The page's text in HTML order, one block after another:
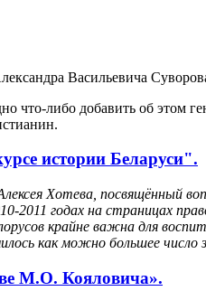
Васильевича
что-либо добавить об этом
истории Беларуси".
Хотева, посвящённый
годах на страницах
крайне важна для
как можно большее число
М.О. Кояловича».